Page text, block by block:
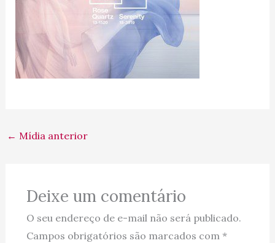
← Mídia anterior
Deixe um comentário
O seu endereço de e-mail não será publicado.
Campos obrigatórios são marcados com *